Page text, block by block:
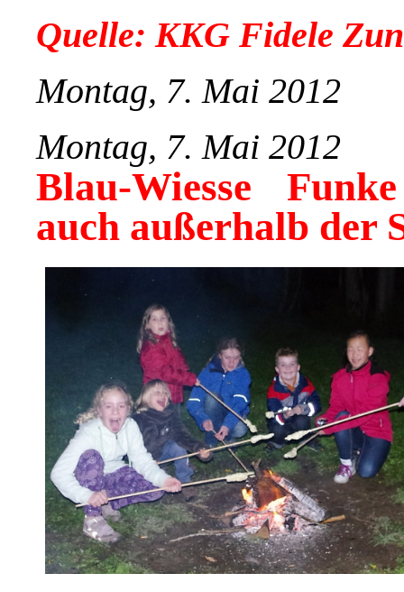
Quelle: KKG Fidele
Montag, 7. Mai 2012
Montag, 7. Mai 2012
Blau-Wiesse
auch außerhalb der